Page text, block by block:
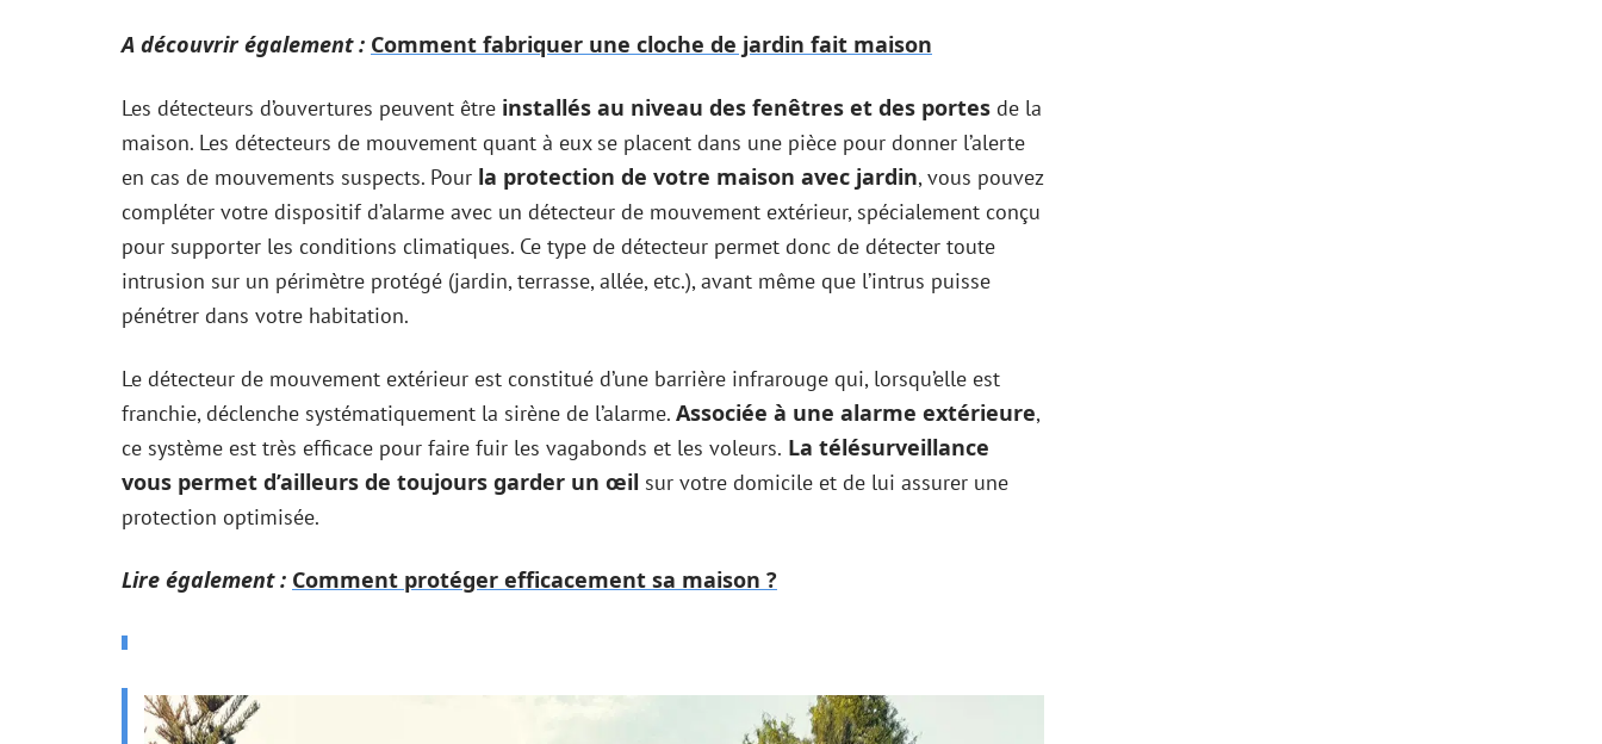
A découvrir également : Comment fabriquer une cloche de jardin fait maison
Les détecteurs d’ouvertures peuvent être installés au niveau des fenêtres et des portes de la
maison. Les détecteurs de mouvement quant à eux se placent dans une pièce pour donner l’alerte
en cas de mouvements suspects. Pour la protection de votre maison avec jardin, vous pouvez
compléter votre dispositif d’alarme avec un détecteur de mouvement extérieur, spécialement conçu
pour supporter les conditions climatiques. Ce type de détecteur permet donc de détecter toute
intrusion sur un périmètre protégé (jardin, terrasse, allée, etc.), avant même que l’intrus puisse
pénétrer dans votre habitation.
Le détecteur de mouvement extérieur est constitué d’une barrière infrarouge qui, lorsqu’elle est
franchie, déclenche systématiquement la sirène de l’alarme. Associée à une alarme extérieure,
ce système est très efficace pour faire fuir les vagabonds et les voleurs. La télésurveillance
vous permet d’ailleurs de toujours garder un œil sur votre domicile et de lui assurer une
protection optimisée.
Lire également : Comment protéger efficacement sa maison ?